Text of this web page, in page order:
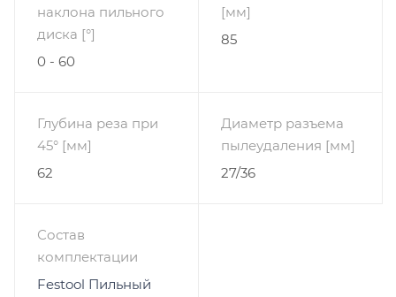
наклона пильного
диска [°]
0 - 60
[мм]
85
Глубина реза при
45° [мм]
62
Диаметр разъема
пылеудаления [мм]
27/36
Состав
комплектации
Festool Пильный